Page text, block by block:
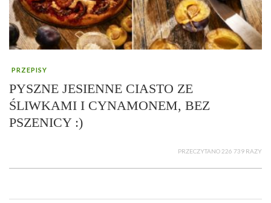
PRZEPISY
PYSZNE JESIENNE CIASTO ZE
ŚLIWKAMI I CYNAMONEM, BEZ
PSZENICY :)
PRZECZYTANO 226 739 RAZY